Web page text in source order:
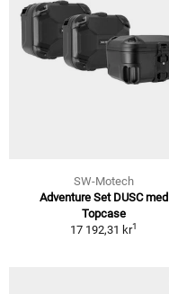
SW-Motech
Adventure Set DUSC med
Topcase
17 192,31 kr1